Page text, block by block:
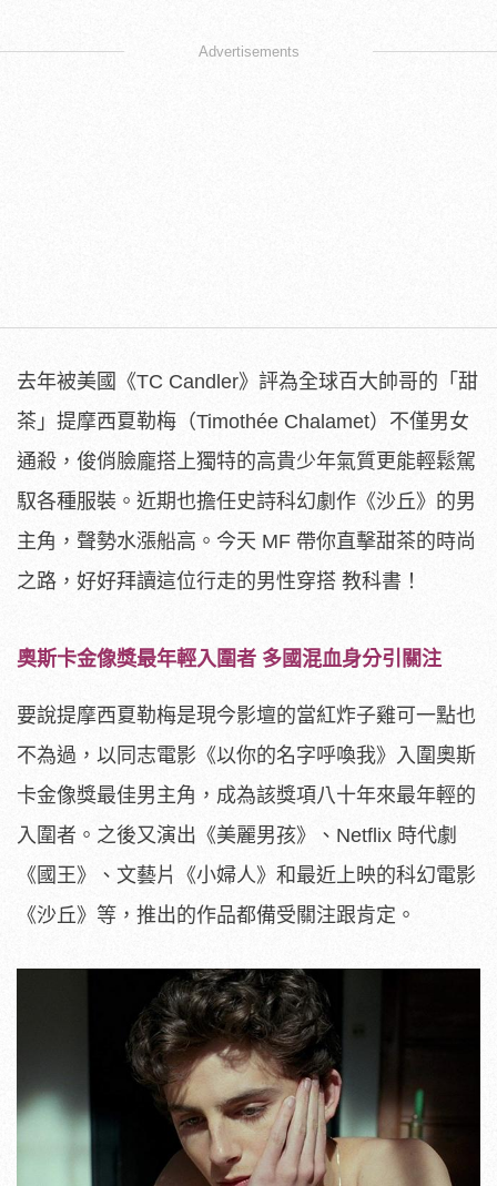
Advertisements
去年被美國《TC Candler》評為全球百大帥哥的「甜
茶」提摩西夏勒梅（Timothée Chalamet）不僅男女
通殺，俊俏臉龐搭上獨特的高貴少年氣質更能輕鬆駕
馭各種服裝。近期也擔任史詩科幻劇作《沙丘》的男
主角，聲勢水漲船高。今天 MF 帶你直擊甜茶的時尚
之路，好好拜讀這位行走的男性穿搭 教科書！
奧斯卡金像獎最年輕入圍者 多國混血身分引關注
要說提摩西夏勒梅是現今影壇的當紅炸子雞可一點也
不為過，以同志電影《以你的名字呼喚我》入圍奧斯
卡金像獎最佳男主角，成為該獎項八十年來最年輕的
入圍者。之後又演出《美麗男孩》、Netflix 時代劇
《國王》、文藝片《小婦人》和最近上映的科幻電影
《沙丘》等，推出的作品都備受關注跟肯定。